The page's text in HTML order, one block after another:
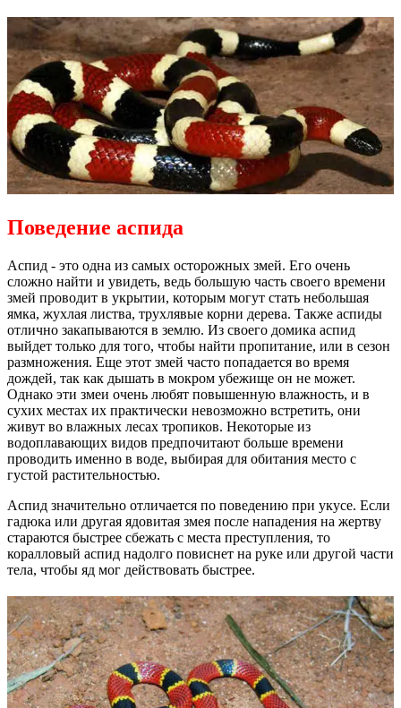
Поведение аспида
Аспид - это одна из самых осторожных змей. Его очень
сложно найти и увидеть, ведь большую часть своего времени
змей проводит в укрытии, которым могут стать небольшая
ямка, жухлая листва, трухлявые корни дерева. Также аспиды
отлично закапываются в землю. Из своего домика аспид
выйдет только для того, чтобы найти пропитание, или в сезон
размножения. Еще этот змей часто попадается во время
дождей, так как дышать в мокром убежище он не может.
Однако эти змеи очень любят повышенную влажность, и в
сухих местах их практически невозможно встретить, они
живут во влажных лесах тропиков. Некоторые из
водоплавающих видов предпочитают больше времени
проводить именно в воде, выбирая для обитания место с
густой растительностью.
Аспид значительно отличается по поведению при укусе. Если
гадюка или другая ядовитая змея после нападения на жертву
стараются быстрее сбежать с места преступления, то
коралловый аспид надолго повиснет на руке или другой части
тела, чтобы яд мог действовать быстрее.